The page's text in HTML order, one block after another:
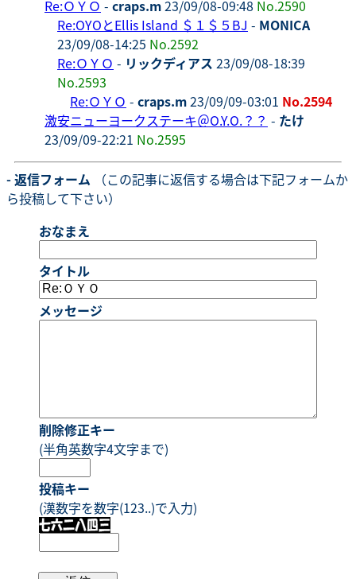
Re:ＯＹＯ - craps.m23/09/08-09:48 No.2590
Re:OYOとEllis Island ＄１＄５BJ - MONICA
23/09/08-14:25 No.2592
Re:ＯＹＯ - リックディアス 23/09/08-18:39
No.2593
Re:ＯＹＯ - craps.m23/09/09-03:01 No.2594
激安ニューヨークステーキ＠O.Y.O.？？ - たけ
23/09/09-22:21 No.2595
- 返信フォーム （この記事に返信する場合は下記フォームか
ら投稿して下さい）
おなまえ
タイトル
メッセージ
削除修正キー
(半角英数字4文字まで)
投稿キー
(漢数字を数字(123..)で入力)